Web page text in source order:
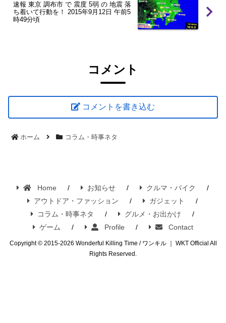
速報 東京 調布市 で 震度 5弱 の 地震 落
ち着いて行動を！ 2015年9月12日 午前5
時49分頃
コメント
コメントを書き込む
ホーム コラム・時事ネタ
Home お知らせ
クルマ・バイク
アウトドア・ファッション
ガジェット
コラム・時事ネタ
グルメ・お出かけ
ゲーム
Profile Contact
Copyright © 2015-2026 Wonderful Killing Time / ワンキル ｜ WKT Official All
Rights Reserved.